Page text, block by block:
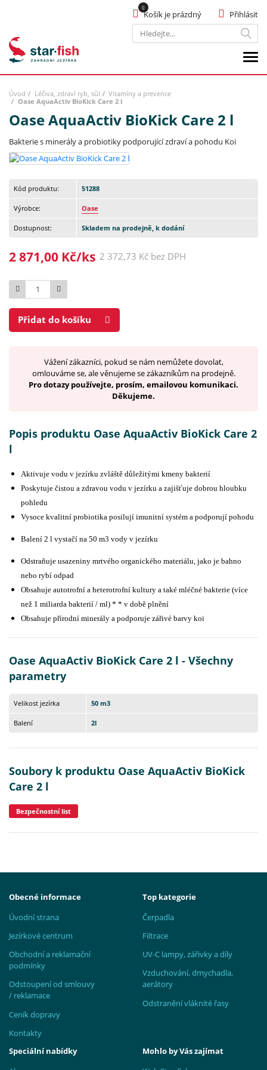
Hledat
Přihlásit
Košík je prázdný
Úvod Léčiva, zdraví ryb, sůl
Vitamíny a prevence
Oase AquaActiv BioKick Care 2 l
Oase AquaActiv BioKick Care 2 l
Bakterie s minerály a probiotiky podporující zdraví a pohodu Koi
Kód produktu: 51288
Výrobce: Oase
Dostupnost: Skladem na prodejně, k dodání
2 871,00 Kč/ks 2 372,73 Kč bez DPH
Počet
Přidat do košíku
Vážení zákazníci, pokud se nám nemůžete dovolat,
omlouváme se, ale věnujeme se zákazníkům na prodejně.
Pro dotazy používejte, prosím, emailovou komunikaci.
Děkujeme.
Popis produktu Oase AquaActiv BioKick Care 2
l
Aktivuje vodu v jezírku zvláště důležitými kmeny bakterií
Poskytuje čistou a zdravou vodu v jezírku a zajišťuje dobrou hloubku
pohledu
Vysoce kvalitní probiotika posilují imunitní systém a podporují pohodu
Balení 2 l vystačí na 50 m3 vody v jezírku
Odstraňuje usazeniny mrtvého organického materiálu, jako je bahno
nebo rybí odpad
Obsahuje autotrofní a heterotrofní kultury a také mléčné bakterie (více
než 1 miliarda bakterií / ml) * * v době plnění
Obsahuje přírodní minerály a podporuje zářivé barvy koi
Oase AquaActiv BioKick Care 2 l - Všechny
parametry
Velikost jezírka 50 m3
Balení 2l
Soubory k produktu Oase AquaActiv BioKick
Care 2 l
Bezpečnostní list
Obecné informace
Úvodní strana
Jezírkové centrum
Obchodní a reklamační
podmínky
Odstoupení od smlouvy
/ reklamace
Ceník dopravy
Kontakty
Top kategorie
Čerpadla
Filtrace
UV-C lampy, zářivky a díly
Vzduchování, dmychadla,
aerátory
Odstranění vláknité řasy
Speciální nabídky
Mohlo by Vás zajímat